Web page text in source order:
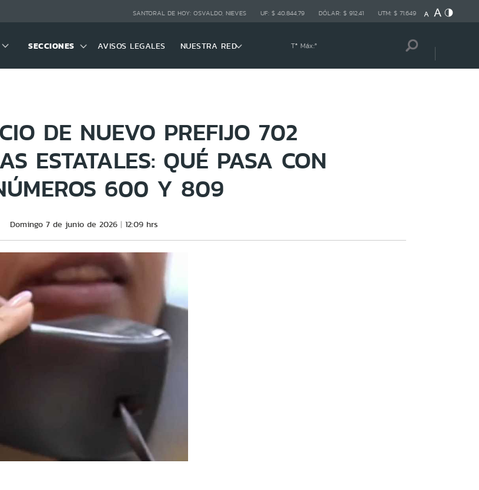
SANTORAL DE HOY: OSVALDO, NIEVES UF: $ 40.844,79 DÓLAR: $ 912,41 UTM: $ 71.649
SECCIONES AVISOS LEGALES NUESTRA RED Tª Máx:º
DE NUEVO PREFIJO 702
ESTATALES: QUÉ PASA CON
600 Y 809
Domingo 7 de junio de 2026 12:09 hrs